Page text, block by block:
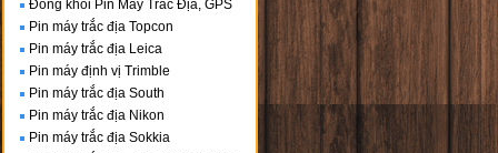
Đóng khối Pin Máy Trắc Địa, GPS
Pin máy trắc địa Topcon
Pin máy trắc địa Leica
Pin máy định vị Trimble
Pin máy trắc địa South
Pin máy trắc địa Nikon
Pin máy trắc địa Sokkia